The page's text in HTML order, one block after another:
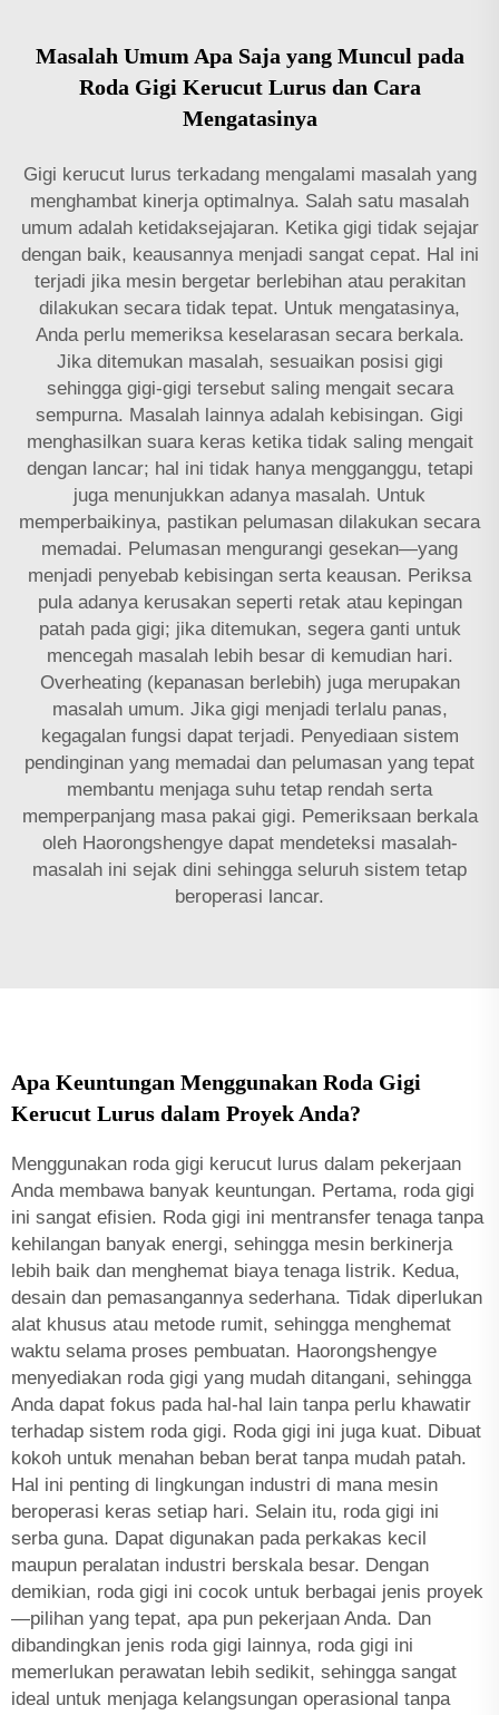
Masalah Umum Apa Saja yang Muncul pada
Roda Gigi Kerucut Lurus dan Cara
Mengatasinya
Gigi kerucut lurus terkadang mengalami masalah yang
menghambat kinerja optimalnya. Salah satu masalah
umum adalah ketidaksejajaran. Ketika gigi tidak sejajar
dengan baik, keausannya menjadi sangat cepat. Hal ini
terjadi jika mesin bergetar berlebihan atau perakitan
dilakukan secara tidak tepat. Untuk mengatasinya,
Anda perlu memeriksa keselarasan secara berkala.
Jika ditemukan masalah, sesuaikan posisi gigi
sehingga gigi-gigi tersebut saling mengait secara
sempurna. Masalah lainnya adalah kebisingan. Gigi
menghasilkan suara keras ketika tidak saling mengait
dengan lancar; hal ini tidak hanya mengganggu, tetapi
juga menunjukkan adanya masalah. Untuk
memperbaikinya, pastikan pelumasan dilakukan secara
memadai. Pelumasan mengurangi gesekan—yang
menjadi penyebab kebisingan serta keausan. Periksa
pula adanya kerusakan seperti retak atau kepingan
patah pada gigi; jika ditemukan, segera ganti untuk
mencegah masalah lebih besar di kemudian hari.
Overheating (kepanasan berlebih) juga merupakan
masalah umum. Jika gigi menjadi terlalu panas,
kegagalan fungsi dapat terjadi. Penyediaan sistem
pendinginan yang memadai dan pelumasan yang tepat
membantu menjaga suhu tetap rendah serta
memperpanjang masa pakai gigi. Pemeriksaan berkala
oleh Haorongshengye dapat mendeteksi masalah-
masalah ini sejak dini sehingga seluruh sistem tetap
beroperasi lancar.
Apa Keuntungan Menggunakan Roda Gigi
Kerucut Lurus dalam Proyek Anda?
Menggunakan roda gigi kerucut lurus dalam pekerjaan
Anda membawa banyak keuntungan. Pertama, roda gigi
ini sangat efisien. Roda gigi ini mentransfer tenaga tanpa
kehilangan banyak energi, sehingga mesin berkinerja
lebih baik dan menghemat biaya tenaga listrik. Kedua,
desain dan pemasangannya sederhana. Tidak diperlukan
alat khusus atau metode rumit, sehingga menghemat
waktu selama proses pembuatan. Haorongshengye
menyediakan roda gigi yang mudah ditangani, sehingga
Anda dapat fokus pada hal-hal lain tanpa perlu khawatir
terhadap sistem roda gigi. Roda gigi ini juga kuat. Dibuat
kokoh untuk menahan beban berat tanpa mudah patah.
Hal ini penting di lingkungan industri di mana mesin
beroperasi keras setiap hari. Selain itu, roda gigi ini
serba guna. Dapat digunakan pada perkakas kecil
maupun peralatan industri berskala besar. Dengan
demikian, roda gigi ini cocok untuk berbagai jenis proyek
—pilihan yang tepat, apa pun pekerjaan Anda. Dan
dibandingkan jenis roda gigi lainnya, roda gigi ini
memerlukan perawatan lebih sedikit, sehingga sangat
ideal untuk menjaga kelangsungan operasional tanpa